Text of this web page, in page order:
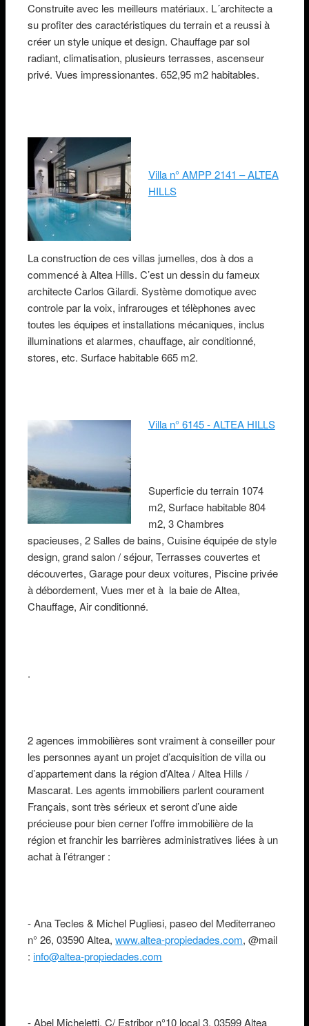
Construite avec les meilleurs matériaux. L´architecte a
su profiter des caractéristiques du terrain et a reussi à
créer un style unique et design. Chauffage par sol
radiant, climatisation, plusieurs terrasses, ascenseur
privé. Vues impressionantes. 652,95 m2 habitables.
Villa n° AMPP 2141 – ALTEA
HILLS
La construction de ces villas jumelles, dos à dos a
commencé à Altea Hills. C’est un dessin du fameux
architecte Carlos Gilardi. Système domotique avec
controle par la voix, infrarouges et télèphones avec
toutes les équipes et installations mécaniques, inclus
illuminations et alarmes, chauffage, air conditionné,
stores, etc. Surface habitable 665 m2.
Villa n° 6145 - ALTEA HILLS
Superficie du terrain 1074
m2, Surface habitable 804
m2, 3 Chambres
spacieuses, 2 Salles de bains, Cuisine équipée de style
design, grand salon / séjour, Terrasses couvertes et
découvertes, Garage pour deux voitures, Piscine privée
à débordement, Vues mer et à la baie de Altea,
Chauffage, Air conditionné.
.
2 agences immobilières sont vraiment à conseiller pour
les personnes ayant un projet d’acquisition de villa ou
d’appartement dans la région d’Altea / Altea Hills /
Mascarat. Les agents immobiliers parlent courament
Français, sont très sérieux et seront d’une aide
précieuse pour bien cerner l’offre immobilière de la
région et franchir les barrières administratives liées à un
achat à l’étranger :
- Ana Tecles & Michel Pugliesi, paseo del Mediterraneo
n° 26, 03590 Altea,www.altea-propiedades.com, @mail
:info@altea-propiedades.com
- Abel Micheletti, C/ Estribor n°10 local 3, 03599 Altea